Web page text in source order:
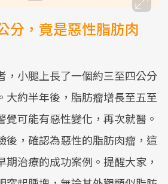
分，竟是惡性脂肪肉
，小腿上長了一個約三至四公分
大約半年後，脂肪瘤增長至五至
覺可能有惡性變化，再次就醫。
後，確認為惡性的脂肪肉瘤，這
期治療的成功案例。提醒大家，